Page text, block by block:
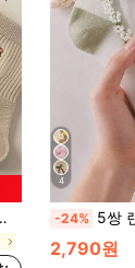
4
-24% 5쌍 랜덤 혼합 플로
2,790원